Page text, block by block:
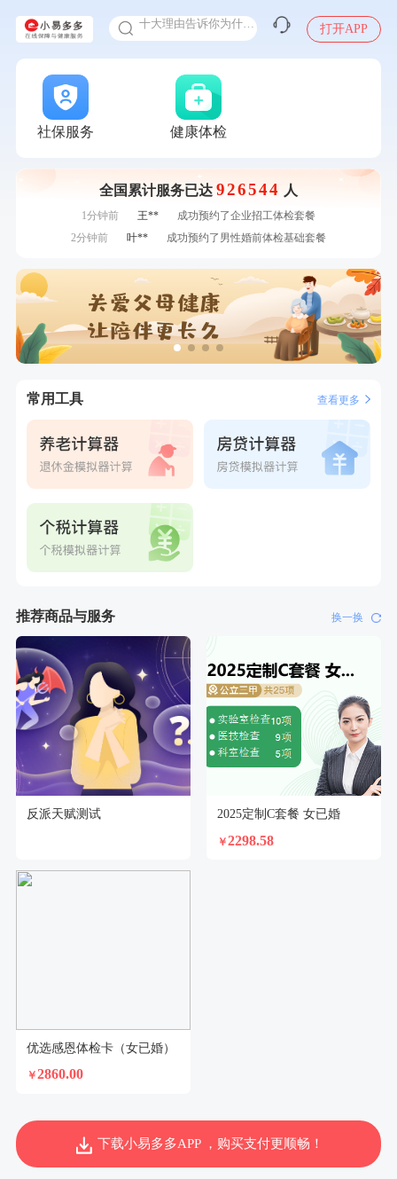
感染人偏肺病毒就会得肺炎吗
入职体检在线预约
甲状腺癌怎么筛查
打开APP
社保服务 健康体检
全国累计服务已达 926544 人
7分钟前 陆**
购买了固本堂阿胶糕传统口味400g
成功预约了入职体检套餐
成功预约了关怀老人B套餐
成功预约了关怀老人B套餐
1分钟前
王*
购买了公牛环球旅行转换器—L07
1分钟前
王**
成功预约了企业招工体检套餐
2分钟前
叶**
成功预约了男性婚前体检基础套餐
4分钟前
购买了汤臣倍健多维男士多种维生素矿物质片1.5g*60片*2
瓶
4分钟前 赵**
成功预约青春体检卡（女）
6分钟前
李**
成功预约了老年女性体检套餐
购买了姚朵朵-1000g粗粮生活礼盒
刚刚
成功预约了关怀老人B套餐
常用工具 查看更多
推荐商品与服务 换一换
反派天赋测试 2025定制C套餐 女已婚
￥2298.58
优选感恩体检卡（女已婚）
￥2860.00
下载小易多多APP ，购买支付更顺畅！